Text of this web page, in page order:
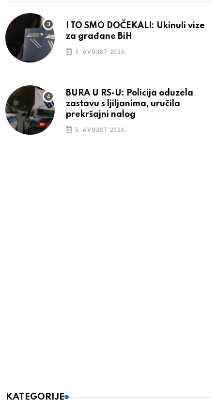
I TO SMO DOČEKALI: Ukinuli vize
za građane BiH
3. AVGUST 2026.
BURA U RS-U: Policija oduzela
zastavu s ljiljanima, uručila
prekršajni nalog
5. AVGUST 2026.
KATEGORIJE